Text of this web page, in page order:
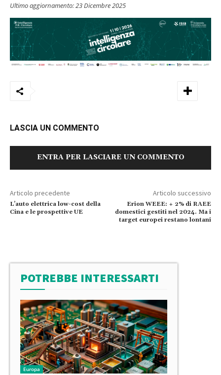
Ultimo aggiornamento:23 Dicembre 2025
LASCIA UN COMMENTO
ENTRA PER LASCIARE UN COMMENTO
Articolo precedente
L’auto elettrica low-cost della
Cina e le prospettive UE
Articolo successivo
Erion WEEE: + 2% di RAEE
domestici gestiti nel 2024. Ma i
target europei restano lontani
POTREBBE INTERESSARTI
Europa